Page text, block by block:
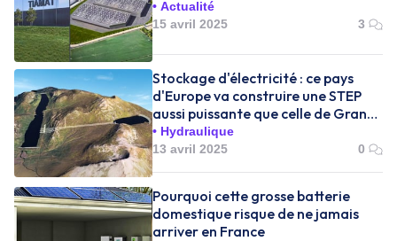
Actualité
15 avril 2025
3
Stockage d'électricité : ce pays
d'Europe va construire une STEP
aussi puissante que celle de Grand
Maison en France
Hydraulique
13 avril 2025
0
Pourquoi cette grosse batterie
domestique risque de ne jamais
arriver en France